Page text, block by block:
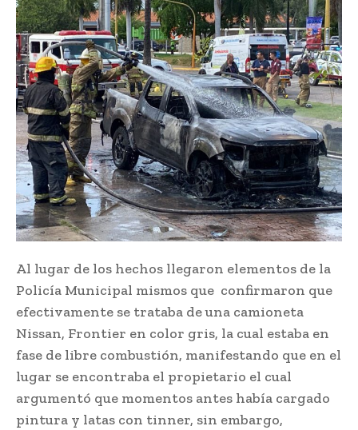
Al lugar de los hechos llegaron elementos de la
Policía Municipal mismos que confirmaron que
efectivamente se trataba de una camioneta
Nissan, Frontier en color gris, la cual estaba en
fase de libre combustión, manifestando que en el
lugar se encontraba el propietario el cual
argumentó que momentos antes había cargado
pintura y latas con tinner, sin embargo,